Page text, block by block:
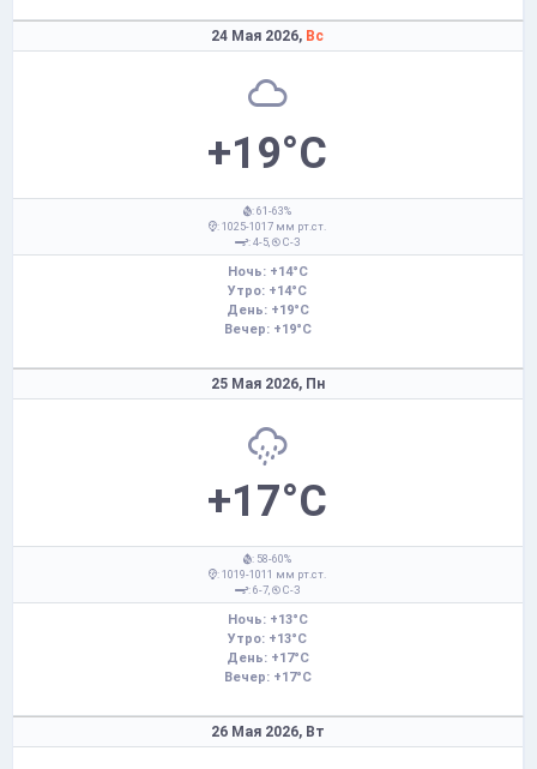
24 Мая 2026, Вс
+19°C
: 61-63%
: 1025-1017 мм рт.ст.
: 4-5,
С-З
Ночь: +14°C
Утро: +14°C
День: +19°C
Вечер: +19°C
25 Мая 2026, Пн
+17°C
: 58-60%
: 1019-1011 мм рт.ст.
: 6-7,
С-З
Ночь: +13°C
Утро: +13°C
День: +17°C
Вечер: +17°C
26 Мая 2026, Вт